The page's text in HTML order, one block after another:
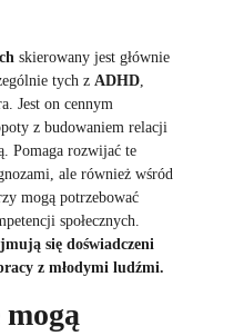
skierowany jest głównie
tych z ADHD
Jest on cennym
z budowaniem relacji
Pomaga rozwijać te
ale również wśród
mogą potrzebować
społecznych.
się doświadczeni
z młodymi ludźmi.